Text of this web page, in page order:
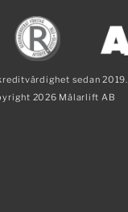
sedan 2019.
2026 Mälarlift AB